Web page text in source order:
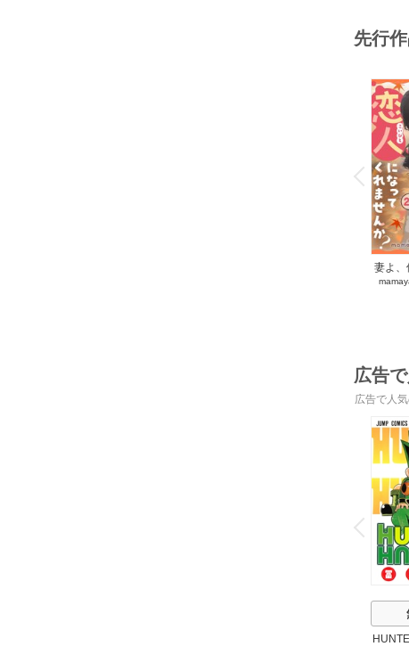
先行
P
r
e
v
i
o
u
s
妻よ、
く
広告
広告で人
P
r
e
v
i
o
u
s